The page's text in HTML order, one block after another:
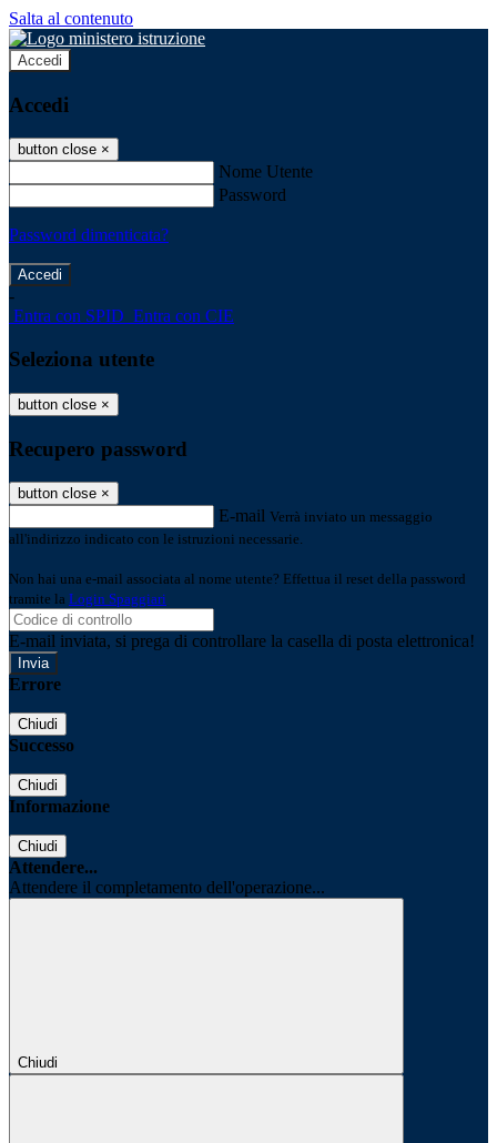
Salta al contenuto
Accedi
Accedi
button close ×
Nome Utente
Password
Password dimenticata?
-
Entra con SPID Entra con CIE
Seleziona utente
button close ×
Recupero password
button close ×
E-mail Verrà inviato un messaggio
all'indirizzo indicato con le istruzioni necessarie.
Non hai una e-mail associata al nome utente? Effettua il reset della password
tramite la Login Spaggiari
E-mail inviata, si prega di controllare la casella di posta elettronica!
Errore
Chiudi
Successo
Chiudi
Informazione
Chiudi
Attendere...
Attendere il completamento dell'operazione...
Chiudi